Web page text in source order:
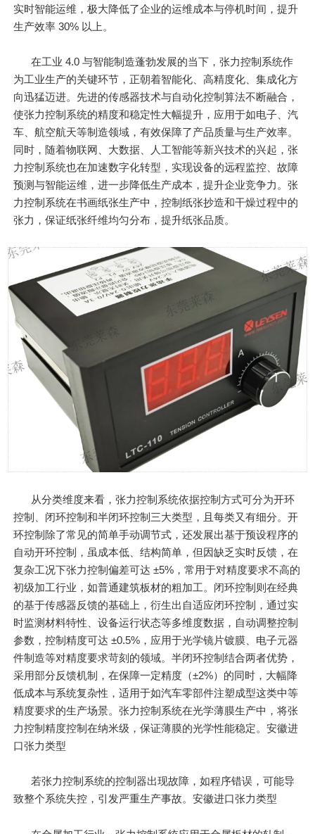
实时智能运维，极大降低了企业的运维成本与停机时间，提升
生产效率 30% 以上。
在工业 4.0 与智能制造蓬勃发展的当下，张力控制系统作
为工业生产的关键环节，正朝着智能化、高精度化、集成化方
向迅猛迈进。先进的传感器技术与自动化控制算法不断融合，
使张力控制系统的精度和稳定性大幅提升，应用于如电子、汽
车、航空航天等制造领域，有效保障了产品质量与生产效率。
同时，随着物联网、大数据、人工智能等新兴技术的兴起，张
力控制系统也在加速数字化转型，实现设备的远程监控、故障
预测与智能运维，进一步降低生产成本，提升企业竞争力。张
力控制系统在书画纸张生产中，控制纸张抄造和干燥过程中的
张力，保证纸张纤维均匀分布，提升纸张品质。
从分类维度来看，张力控制系统依据控制方式可分为开环
控制、闭环控制和半闭环控制三大类型，且每类又有细分。开
环控制除了常见的简单手动调节式，还发展出基于预设程序的
自动开环控制，虽成本低、结构简单，但因缺乏实时反馈，在
复杂工况下张力控制偏差可达 ±5%，常用于对精度要求不高的
初级加工行业，如普通建筑板材的粗加工。闭环控制则在经典
的基于传感器反馈的基础上，衍生出自适应闭环控制，通过实
时监测材料特性、设备运行状态等多维度数据，自动调整控制
参数，控制精度可达 ±0.5%，应用于光学镜片镀膜、电子元器
件制造等对精度要求苛刻的领域。半闭环控制结合两者优势，
采用部分反馈机制，在保障一定精度（±2%）的同时，大幅降
低成本与系统复杂性，适用于如汽车零部件注塑成型这类中等
精度要求的生产场景。张力控制系统在光学薄膜生产中，将张
力控制精度控制在纳米级，保证薄膜的光学性能稳定。安徽进
口张力类型
若张力控制系统的控制器出现故障，如程序错误，可能导
致整个系统失控，引发严重生产事故。安徽进口张力类型